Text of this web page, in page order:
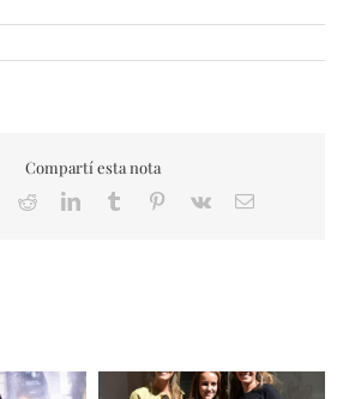
Compartí esta nota
RedditLinkedInTumblr Pinterest
Vk Email